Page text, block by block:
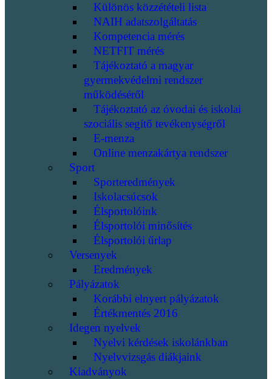
Különös közzétételi lista
NAIH adatszolgáltatás
Kompetencia mérés
NETFIT mérés
Tájékoztató a magyar
gyermekvédelmi rendszer
működéséről
Tájékoztató az óvodai és iskolai
szociális segítő tevékenységről
E-menza
Online menzakártya rendszer
Sport
Sporteredmények
Iskolacsúcsok
Élsportolóink
Élsportolói minősítés
Élsportolói űrlap
Versenyek
Eredmények
Pályázatok
Korábbi elnyert pályázatok
Értékmentés 2016
Idegen nyelvek
Nyelvi kérdések iskolánkban
Nyelvvizsgás diákjaink
Kiadványok